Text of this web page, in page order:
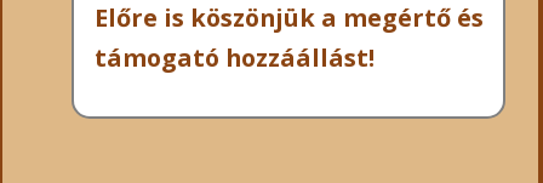
Előre is köszönjük a megértő és
támogató hozzáállást!